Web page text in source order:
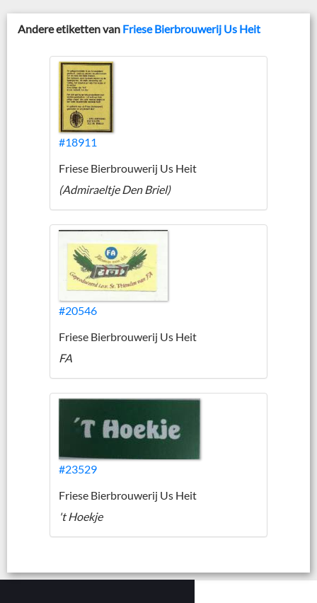
Andere etiketten van Friese Bierbrouwerij Us Heit
#18911
Friese Bierbrouwerij Us Heit
(Admiraeltje Den Briel)
#20546
Friese Bierbrouwerij Us Heit
FA
#23529
Friese Bierbrouwerij Us Heit
't Hoekje